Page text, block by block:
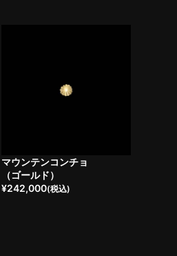
マウンテンコンチョ
（ゴールド）
¥242,000(税込)